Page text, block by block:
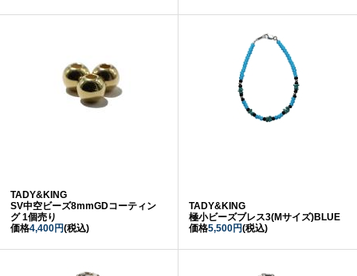
TADY&KING
SV中空ビーズ8mmGDコーティン
グ 1個売り
価格4,400円(税込)
TADY&KING
極小ビーズブレス3(Mサイズ)BLUE
価格5,500円(税込)